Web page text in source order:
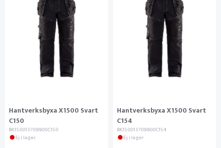
Hantverksbyxa X1500 Svart
C150
BK150013709900C150
Ej i lager
Hantverksbyxa X1500 Svart
C154
BK150013709900C154
Ej i lager